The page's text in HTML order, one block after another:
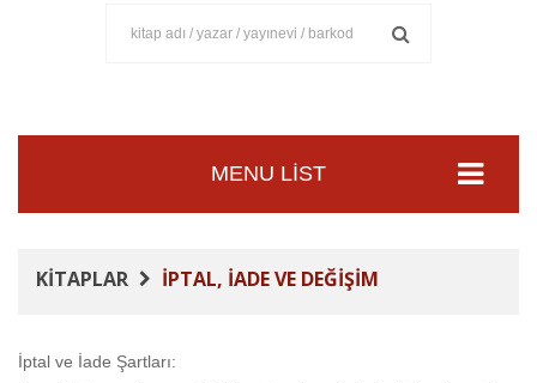
MENU LIST
KITAPLAR İPTAL, İADE VE DEĞIŞIM
İptal ve İade Şartları: